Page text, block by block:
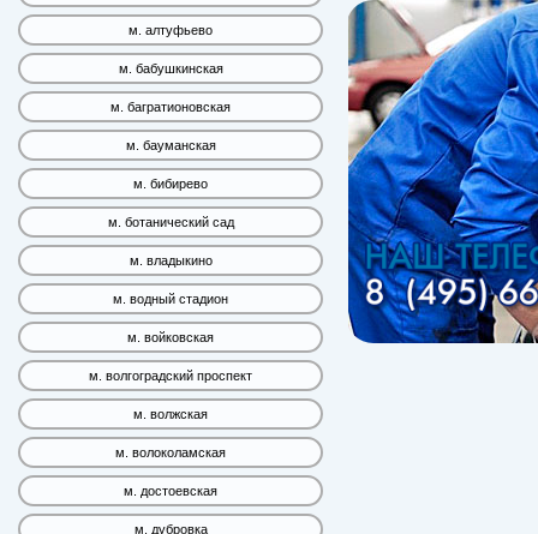
м. алтуфьево
м. бабушкинская
м. багратионовская
м. бауманская
м. бибирево
м. ботанический сад
м. владыкино
м. водный стадион
м. войковская
м. волгоградский проспект
м. волжская
м. волоколамская
м. достоевская
м. дубровка